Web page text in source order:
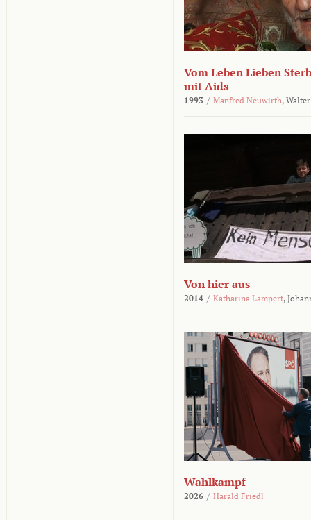
Vom Leben Lieben
mit Aids
1993 / Manfred Neuwirth,
Von hier aus
2014 / Katharina Lampert,
Wahlkampf
2026 / Harald Friedl